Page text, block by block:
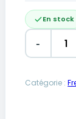
En stock
-
Catégorie :